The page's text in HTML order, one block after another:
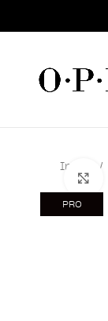
Inicio
PRO